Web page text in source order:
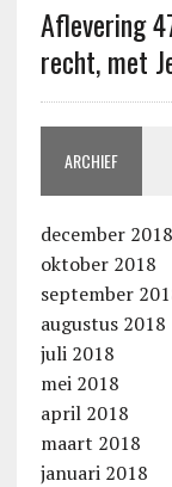
Aflevering
recht, met
ARCHIEF
december 2018
oktober 2018
september
augustus 2018
juli 2018
mei 2018
april 2018
maart 2018
januari 2018